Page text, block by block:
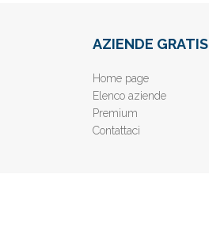
AZIENDE GRATIS
Home page
Elenco aziende
Premium
Contattaci